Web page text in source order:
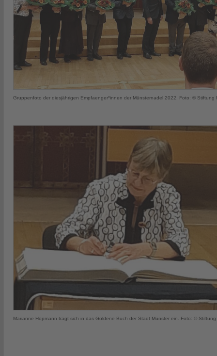
Gruppenfoto der diesjährigen Empfaenger*innen der Münsternadel 2022. Foto: © Stiftung
Marianne Hopmann trägt sich in das Goldene Buch der Stadt Münster ein. Foto: © Stiftung